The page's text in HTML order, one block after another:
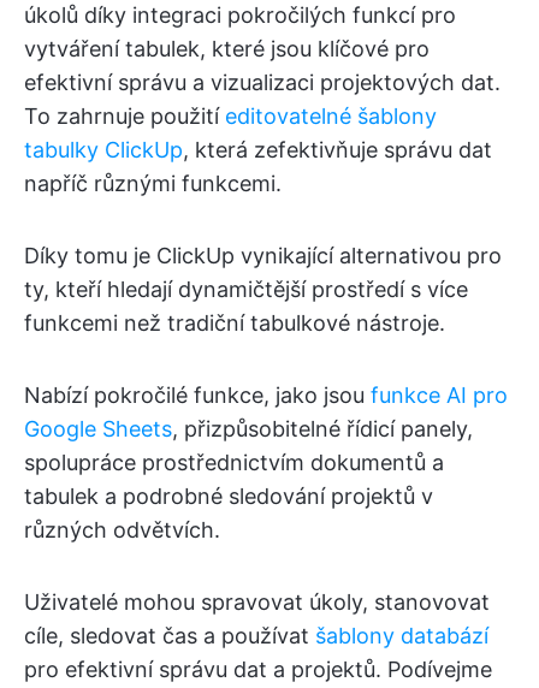
úkolů díky integraci pokročilých funkcí pro
vytváření tabulek, které jsou klíčové pro
efektivní správu a vizualizaci projektových dat.
To zahrnuje použití editovatelné šablony
tabulky ClickUp, která zefektivňuje správu dat
napříč různými funkcemi.
Díky tomu je ClickUp vynikající alternativou pro
ty, kteří hledají dynamičtější prostředí s více
funkcemi než tradiční tabulkové nástroje.
Nabízí pokročilé funkce, jako jsou funkce AI pro
Google Sheets, přizpůsobitelné řídicí panely,
spolupráce prostřednictvím dokumentů a
tabulek a podrobné sledování projektů v
různých odvětvích.
Uživatelé mohou spravovat úkoly, stanovovat
cíle, sledovat čas a používat šablony databází
pro efektivní správu dat a projektů. Podívejme